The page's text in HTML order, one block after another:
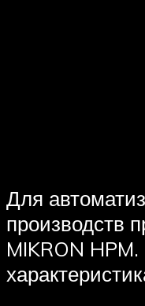
Для
производств
MIKRON